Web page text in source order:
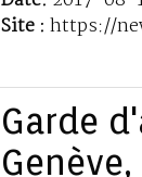
Site : https://
Garde